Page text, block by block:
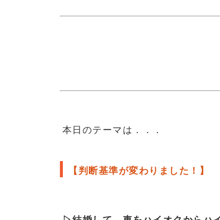
本日のテーマは．．．
【判断基準が変わりました！ 】